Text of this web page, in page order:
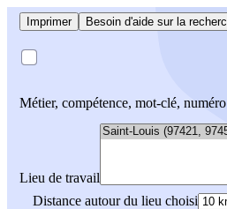
Imprimer Besoin d'aide sur la
Métier, compétence, mot-clé,
Lieu de travail
Distance autour du lieu choisi